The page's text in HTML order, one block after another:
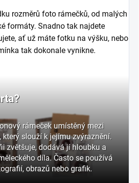
rozměrů foto rámečků, od malých
formáty. Snadno tak najdete
ať už máte fotku na výšku, nebo
tak dokonale vynikne.
rámeček umístěný mezi
slouží k jejímu zvýraznění.
zvětšuje, dodává jí hloubku a
díla. Často se používá
obrazů nebo grafik.